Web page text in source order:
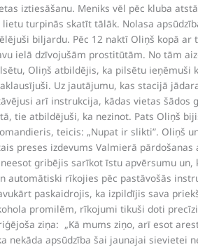
iztiesāšanu. Meniks vēl pēc kluba
turpinās skatīt tālāk. Nolasa
biljardu. Pēc 12 naktī Oliņš kopā ar
ielā dzīvojušām prostitūtām. No tām
Oliņš atbildējis, ka pilsētu ieņēmuši
Uz jautājumu, kas stacijā
arī instrukcija, kādas vietas šādos
tie atbildējuši, ka nezinot. Pats Oliņš
teicis: „Nupat ir slikti”. Oliņš
preses izdevums Valmierā pārdošanas
gribējis sarīkot īstu apvērsumu un,
automātiski rīkojies pēc pastāvošās
paskaidrojis, ka izpildījis sava
promilēm, rīkojumi tikuši doti
ziņa: „Kā mums ziņo, arī esot
nekāda apsūdzība šai jaunajai sievietei